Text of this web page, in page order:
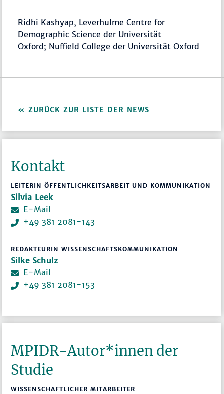
Ridhi Kashyap, Leverhulme Centre for
Demographic Science der Universität
Oxford; Nuﬃeld College der Universität Oxford
ZURÜCK ZUR LISTE DER NEWS
Kontakt
LEITERIN ÖFFENTLICHKEITSARBEIT UND KOMMUNIKATION
Silvia Leek
E-Mail
+49 381 2081-143
REDAKTEURIN WISSENSCHAFTSKOMMUNIKATION
Silke Schulz
E-Mail
+49 381 2081-153
MPIDR-Autor*innen der
Studie
WISSENSCHAFTLICHER MITARBEITER